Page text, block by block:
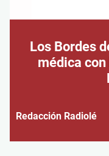
Los Bordes
médica
Redacción Radiolé